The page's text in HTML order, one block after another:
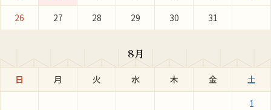
26
27 28 29 30 31
8月
日 月 火 水 木 金
土
1